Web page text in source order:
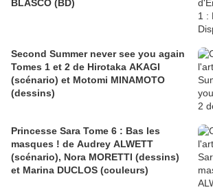
BLASCO (BD)
Second Summer never see you again
Tomes 1 et 2 de Hirotaka AKAGI
(scénario) et Motomi MINAMOTO
(dessins)
Princesse Sara Tome 6 : Bas les
masques ! de Audrey ALWETT
(scénario), Nora MORETTI (dessins)
et Marina DUCLOS (couleurs)